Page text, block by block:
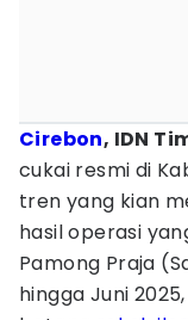
Cirebon, IDN
cukai resmi di
tren yang kian
hasil operasi
Pamong Praja
hingga Juni